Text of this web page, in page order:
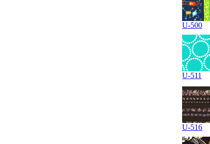
U-500
U-511
U-516